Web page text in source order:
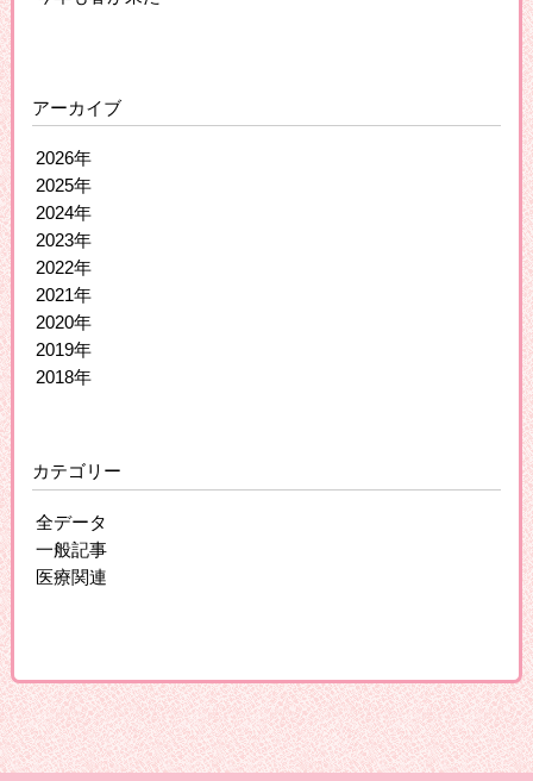
アーカイブ
2026年
2025年
2024年
2023年
2022年
2021年
2020年
2019年
2018年
カテゴリー
全データ
一般記事
医療関連